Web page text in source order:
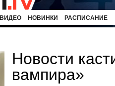
ВИДЕО НОВИНКИ РАСПИСАНИЕ
Новости
вампира»